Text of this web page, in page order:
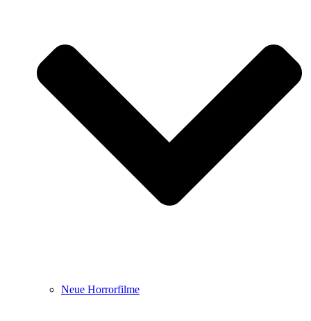
Neue Horrorfilme